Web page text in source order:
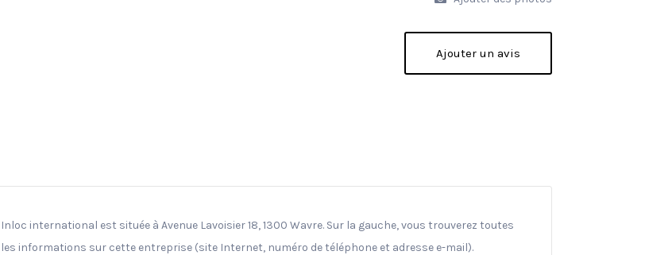
Ajouter un avis
Inloc international est située à Avenue Lavoisier 18, 1300 Wavre. Sur la gauche, vous trouverez toutes
les informations sur cette entreprise (site Internet, numéro de téléphone et adresse e-mail).